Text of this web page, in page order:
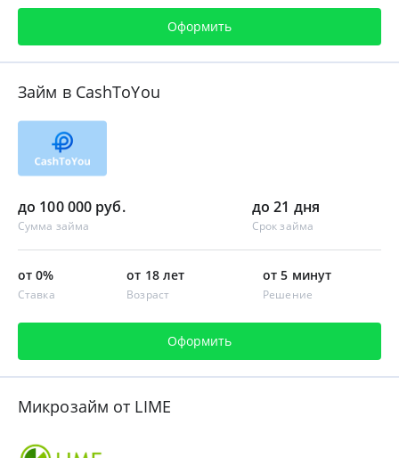
Оформить
Займ в CashToYou
до 100 000 руб.
Сумма займа
до 21 дня
Срок займа
от 0%
Ставка
от 18 лет
Возраст
от 5 минут
Решение
Оформить
Микрозайм от LIME